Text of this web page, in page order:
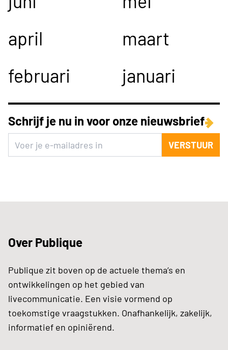
april
maart
februari
januari
Schrijf je nu in voor onze nieuwsbrief
VERSTUUR
Over Publique
Publique zit boven op de actuele thema’s en
ontwikkelingen op het gebied van
livecommunicatie. Een visie vormend op
toekomstige vraagstukken. Onafhankelijk, zakelijk,
informatief en opiniërend.